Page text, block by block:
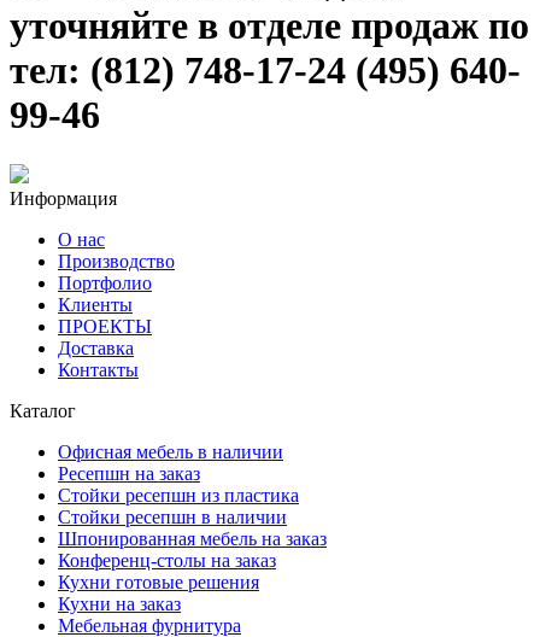
уточняйте в отделе продаж по
тел: (812) 748-17-24 (495) 640-
99-46
Информация
О нас
Производство
Портфолио
Клиенты
ПРОЕКТЫ
Доставка
Контакты
Каталог
Офисная мебель в наличии
Ресепшн на заказ
Стойки ресепшн из пластика
Стойки ресепшн в наличии
Шпонированная мебель на заказ
Конференц-столы на заказ
Кухни готовые решения
Кухни на заказ
Мебельная фурнитура